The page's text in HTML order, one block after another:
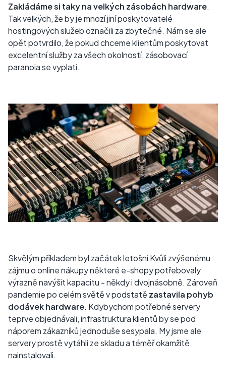
Zakládáme si taky na velkých zásobách hardware.
Tak velkých, že by je mnozí jiní poskytovatelé
hostingových služeb označili za zbytečné. Nám se ale
opět potvrdilo, že pokud chceme klientům poskytovat
excelentní služby za všech okolností, zásobovací
paranoia se vyplatí.
Skvělým příkladem byl začátek letošníKvůli zvýšenému
zájmu o online nákupy některé e-shopy potřebovaly
výrazně navýšit kapacitu - někdy i dvojnásobně. Zároveň
pandemie po celém světě v podstatě zastavila pohyb
dodávek hardware. Kdybychom potřebné servery
teprve objednávali, infrastruktura klientů by se pod
náporem zákazníků jednoduše sesypala. My jsme ale
servery prostě vytáhli ze skladu a téměř okamžitě
nainstalovali.